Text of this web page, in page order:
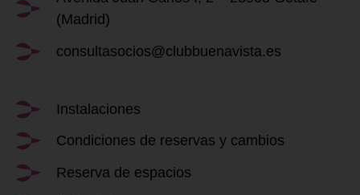
(Madrid)
consultasocios@clubbuenavista.es
Instalaciones
Condiciones de reservas y cambios
Reserva de espacios